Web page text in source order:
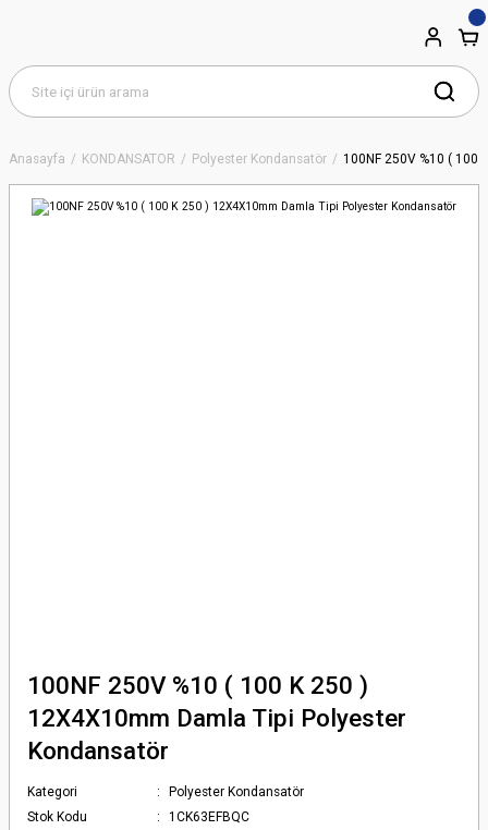
Anasayfa KONDANSATÖR Polyester Kondansatör 100NF 250V %10 ( 100
100NF 250V %10 ( 100 K 250 )
12X4X10mm Damla Tipi Polyester
Kondansatör
Kategori
Polyester Kondansatör
Stok Kodu
1CK63EFBQC